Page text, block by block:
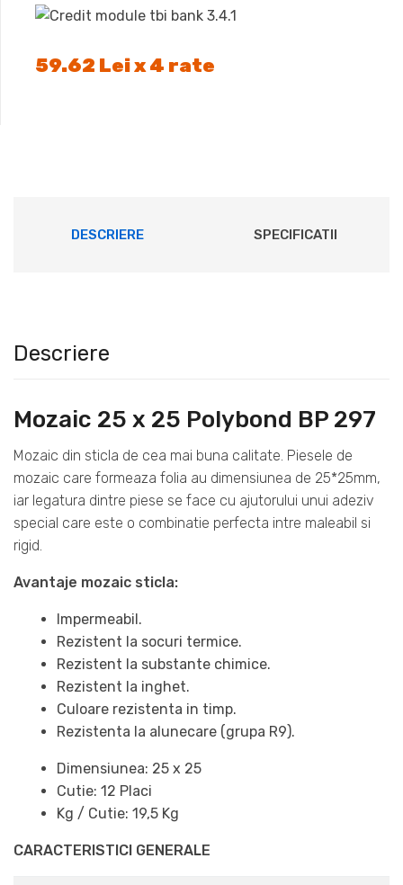
59.62 Lei x 4 rate
DESCRIERE SPECIFICATII
Descriere
Mozaic 25 x 25 Polybond BP 297
Mozaic din sticla de cea mai buna calitate. Piesele de
mozaic care formeaza folia au dimensiunea de 25*25mm,
iar legatura dintre piese se face cu ajutorului unui adeziv
special care este o combinatie perfecta intre maleabil si
rigid.
Avantaje mozaic sticla:
Impermeabil.
Rezistent la socuri termice.
Rezistent la substante chimice.
Rezistent la inghet.
Culoare rezistenta in timp.
Rezistenta la alunecare (grupa R9).
Dimensiunea: 25 x 25
Cutie: 12 Placi
Kg / Cutie: 19,5 Kg
CARACTERISTICI GENERALE